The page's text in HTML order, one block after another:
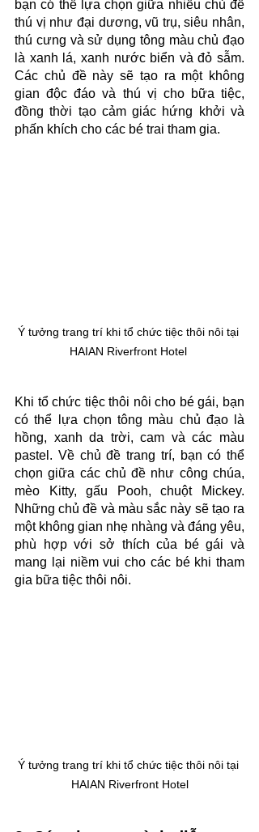
bạn có thể lựa chọn giữa nhiều chủ đề
thú vị như đại dương, vũ trụ, siêu nhân,
thú cưng và sử dụng tông màu chủ đạo
là xanh lá, xanh nước biển và đỏ sẫm.
Các chủ đề này sẽ tạo ra một không
gian độc đáo và thú vị cho bữa tiệc,
đồng thời tạo cảm giác hứng khởi và
phấn khích cho các bé trai tham gia.
Ý tưởng trang trí khi tổ chức tiệc thôi nôi tại
HAIAN Riverfront Hotel
Khi tổ chức tiệc thôi nôi cho bé gái, bạn
có thể lựa chọn tông màu chủ đạo là
hồng, xanh da trời, cam và các màu
pastel. Về chủ đề trang trí, bạn có thể
chọn giữa các chủ đề như công chúa,
mèo Kitty, gấu Pooh, chuột Mickey.
Những chủ đề và màu sắc này sẽ tạo ra
một không gian nhẹ nhàng và đáng yêu,
phù hợp với sở thích của bé gái và
mang lại niềm vui cho các bé khi tham
gia bữa tiệc thôi nôi.
Ý tưởng trang trí khi tổ chức tiệc thôi nôi tại
HAIAN Riverfront Hotel